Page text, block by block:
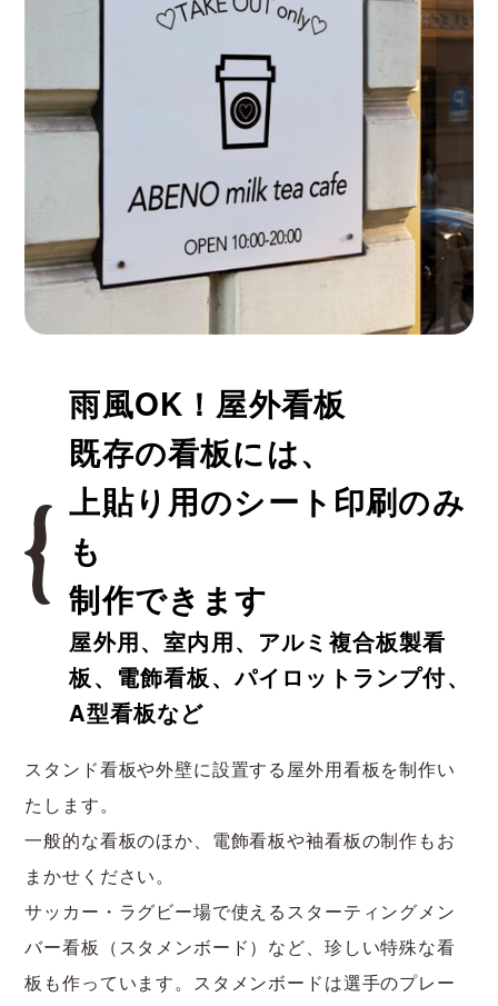
雨風OK！屋外看板
既存の看板には、
上貼り用のシート印刷のみ
も
制作できます
屋外用、室内用、アルミ複合板製看
板、電飾看板、パイロットランプ付、
A型看板など
スタンド看板や外壁に設置する屋外用看板を制作い
たします。
一般的な看板のほか、電飾看板や袖看板の制作もお
まかせください。
サッカー・ラグビー場で使えるスターティングメン
バー看板（スタメンボード）など、珍しい特殊な看
板も作っています。スタメンボードは選手のプレー